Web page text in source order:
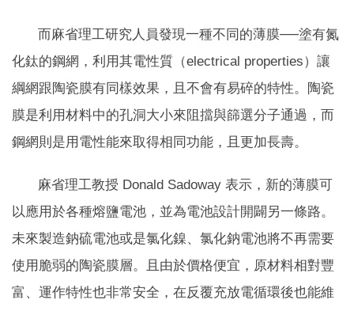
而麻省理工研究人員發現一種不同的薄膜──塗有氮
化鈦的鋼網，利用其電性質（electrical properties）讓
綱網跟陶瓷膜有同樣效果，且不會有易碎的特性。陶瓷
膜是利用材料中的孔洞大小來阻擋與篩選分子通過，而
鋼網則是用電性能來取得相同功能，且更加長壽。
麻省理工教授 Donald Sadoway 表示，新的薄膜可
以應用於各種熔鹽電池，並為電池設計開闢另一條路。
未來製造鈉硫電池或是氯化鎳、氯化鈉電池將不再需要
使用脆弱的陶瓷膜層。且由於價格便宜，原材料相對豐
富、運作特性也非常安全，在反覆充放電循環後也能維